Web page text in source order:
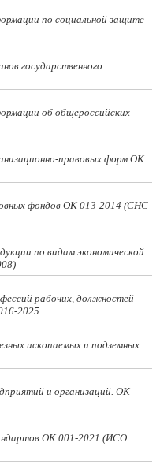
по социальной защите
государственного
об общероссийских
правовых форм ОК
фондов ОК 013-2014 (СНС
по видам экономической
рабочих, должностей
2025
ископаемых и подземных
и организаций. ОК
ОК 001-2021 (ИСО